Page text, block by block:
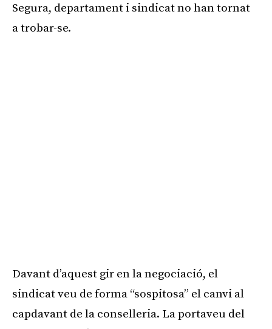
Segura, departament i sindicat no han tornat
a trobar-se.
Davant d’aquest gir en la negociació, el
sindicat veu de forma “sospitosa” el canvi al
capdavant de la conselleria. La portaveu del